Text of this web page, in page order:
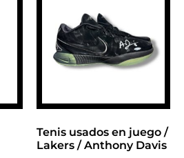
Tenis usados en juego /
Lakers / Anthony Davis